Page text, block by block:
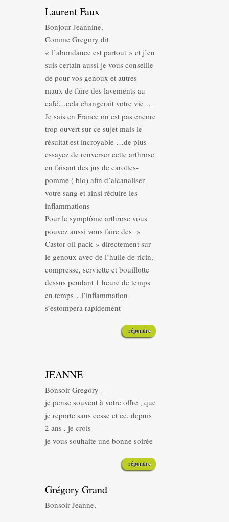
Laurent Faux
Bonjour Jeannine,
Comme Gregory dit
« l’abondance est partout » et j’en
suis certain aussi je vous conseille
de pour vos genoux et autres
maux de faire des lavements au
café…cela changerait votre vie …
Je sais en France on est pas encore
trop ouvert sur ce sujet mais le
résultat est incroyable …de plus
essayez de renverser cette arthrose
en faisant des jus de carottes-
pomme ( bio) afin d’alcanaliser
votre sang et ainsi réduire les
inflammations
Pour le symptôme arthrose vous
pouvez aussi vous faire des »
Castor oil pack » directement sur
le genoux avec de l’huile de ricin,
compresse, serviette et bouillotte
dessus pendant 1 heure de temps
en temps…l’inflammation
s’estompera rapidement
répondre
JEANNE
Bonsoir Gregory –
je pense souvent à votre offre , que
je reporte sans cesse et ce, depuis
2 ans , je crois –
je vous souhaite une bonne soirée
répondre
Grégory Grand
Bonsoir Jeanne,